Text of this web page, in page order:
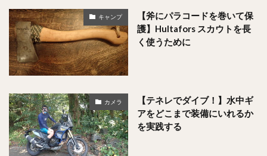
キャンプ
【斧にパラコードを巻いて保
護】Hultafors スカウトを長
く使うために
カメラ
【テネレでダイブ！】水中ギ
アをどこまで装備にいれるか
を実践する